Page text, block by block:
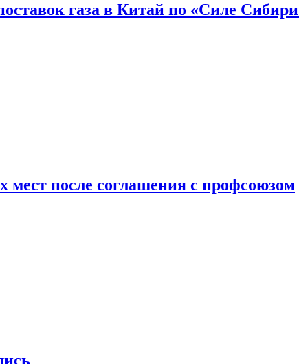
газа в Китай по «Силе
мест после соглашения с профсоюзом